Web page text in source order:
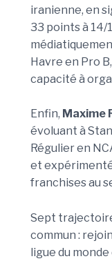
iranienne, en
33 points à 14/
Havre en Pro
capacité à
Enfin, Maxime
évoluant à
Régulier en
et
franchises au
Sept
commun :
ligue du